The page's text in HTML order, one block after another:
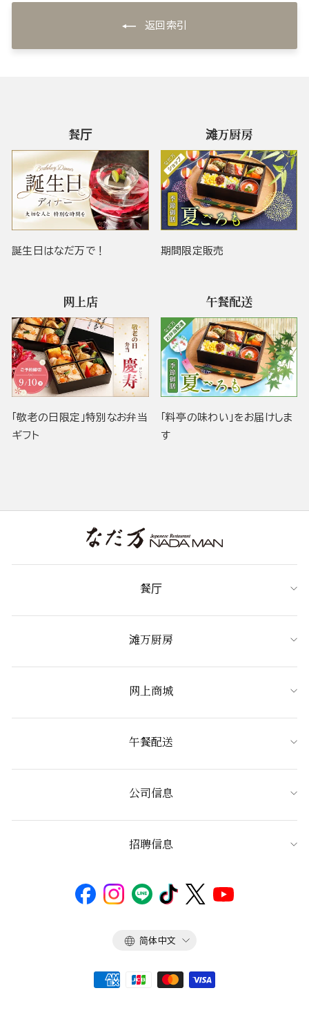
返回索引
餐厅
誕生日はなだ万で！
滩万厨房
期間限定販売
网上店
「敬老の日限定」特別なお弁当
ギフト
午餐配送
「料亭の味わい」をお届けしま
す
餐厅
滩万厨房
网上商城
午餐配送
公司信息
招聘信息
语
简体中文